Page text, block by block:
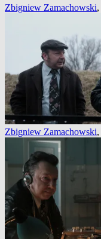
Zbigniew Zamachowski,
Zbigniew Zamachowski,